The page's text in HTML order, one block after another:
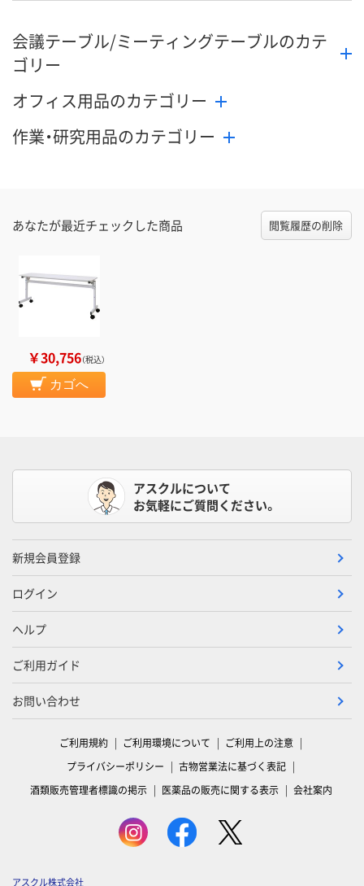
会議テーブル/ミーティングテーブルのカテ
ゴリー
オフィス用品のカテゴリー
作業・研究用品のカテゴリー
あなたが最近チェックした商品 閲覧履歴の削除
￥30,756（税込）
カゴへ
アスクルについて
お気軽にご質問ください。
新規会員登録
ログイン
ヘルプ
ご利用ガイド
お問い合わせ
ご利用規約 ご利用環境について
ご利用上の注意
プライバシーポリシー
古物営業法に基づく表記
酒類販売管理者標識の掲示
医薬品の販売に関する表示 会社案内
アスクル株式会社